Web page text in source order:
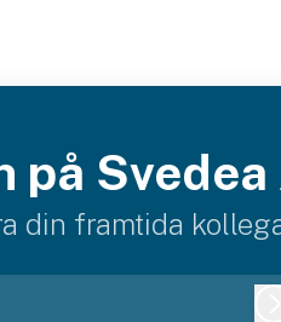
på Svedea
din framtida